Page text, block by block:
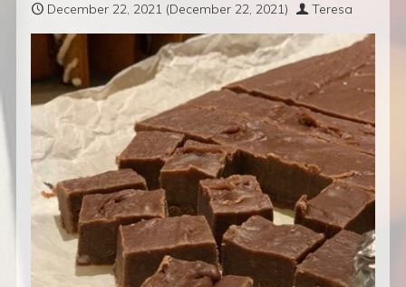
December 22, 2021 (December 22, 2021) Teresa